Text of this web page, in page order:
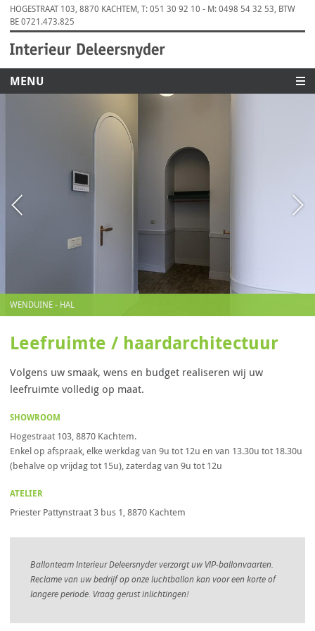
HOGESTRAAT 103, 8870 KACHTEM, T: 051 30 92 10 - M: 0498 54 32 53, BTW
BE 0721.473.825
MENU
WENDUINE - HAL
Leefruimte / haardarchitectuur
Volgens uw smaak, wens en budget realiseren wij uw
leefruimte volledig op maat.
SHOWROOM
Hogestraat 103, 8870 Kachtem.
Enkel op afspraak, elke werkdag van 9u tot 12u en van 13.30u tot 18.30u
(behalve op vrijdag tot 15u), zaterdag van 9u tot 12u
ATELIER
Priester Pattynstraat 3 bus 1, 8870 Kachtem
Ballonteam Interieur Deleersnyder verzorgt uw VIP-ballonvaarten.
Reclame van uw bedrijf op onze luchtballon kan voor een korte of
langere periode. Vraag gerust inlichtingen!